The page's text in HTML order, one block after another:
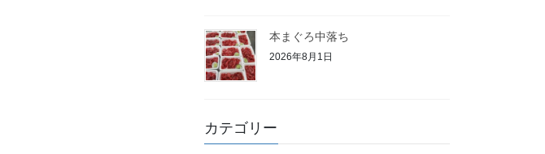
本まぐろ中落ち
2026年8月1日
カテゴリー